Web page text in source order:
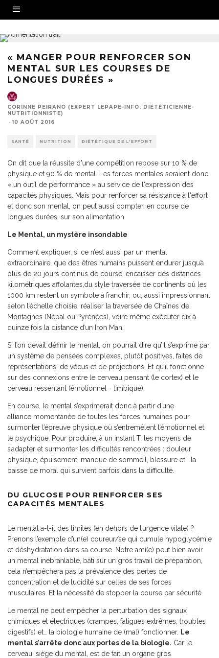
« MANGER POUR RENFORCER SON
MENTAL SUR LES COURSES DE
LONGUES DURÉES »
CORINNE PEIRANO (EXPERT LEPAPE-INFO, DIÉTÉTICIENNE-
NUTRITIONNISTE)
· 10 AOÛT 2016
SANTÉ NUTRITION DIÉTÉTIQUE DE L'EFFORT
On dit que la réussite d'une compétition repose sur 10 % de
physique et 90 % de mental. Les forces mentales seraient donc
« un outil de performance » au service de l'expression des
capacités physiques. Mais pour renforcer sa résistance à l'effort
et donc son mental, on peut aussi compter, en course de
longues durées, sur son alimentation.
Le Mental, un mystère insondable
Comment expliquer, si ce n’est aussi par un mental
extraordinaire, que des êtres humains puissent endurer jusqu’à
plus de 20 jours continus de course, encaisser des distances
kilométriques affolantes,du style traversée de continents où les
1000 km restent un symbole à franchir, ou, aussi impressionnant
selon l’échelle choisie, réaliser la traversée de Chaînes de
Montagnes (Népal ou Pyrénées), voire même exécuter dix à
quinze fois la distance d’un Iron Man…
Si l’on devait définir le mental, on pourrait dire qu’il s’exprime par
un système de pensées complexes, plutôt positives, faites de
représentations, de vécus et de projections. Et qu’il fonctionne
sur des connexions entre le cerveau pensant (le cortex) et le
cerveau ressentant (émotionnel = limbique).
En course, le mental s’exprimerait donc à partir d’une
alliance momentanée de toutes les forces humaines pour
surmonter l’épreuve physique où s’entremêlent l’émotionnel et
le psychique. Pour produire, à un instant T, les moyens de
s’adapter et surmonter les difficultés rencontrées : douleur
physique, épuisement, manque de sommeil, blessure et… la
baisse de moral qui survient parfois dans la difficulté.
DU GLUCOSE POUR RENFORCER SES
CAPACITÉS MENTALES
Le mental a-t-il des limites (en dehors de l’urgence vitale) ?
Prenons l’exemple d’un(e) coureur/se qui cumule hypoglycémie
et déshydratation dans sa course. Notre ami(e) peut bien avoir
un mental inébranlable, bâti sur un gros travail de préparation,
cela n’empêchera pas la prévalence des pertes de
concentration et de lucidité sur celles de ses forces
musculaires. Et la nécessité de stopper la course par sécurité.
Le mental ne peut empêcher la perturbation des signaux
chimiques et électriques (crampes, fatigues extrêmes, troubles
digestifs) et… la biologie humaine de (mal) fonctionner. Le
mental s’arrête donc aux portes de la biologie. Car le
cerveau, siège du mental, est de fait un organe gros